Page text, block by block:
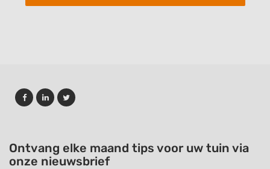
Ontvang elke maand tips voor uw tuin via
onze nieuwsbrief